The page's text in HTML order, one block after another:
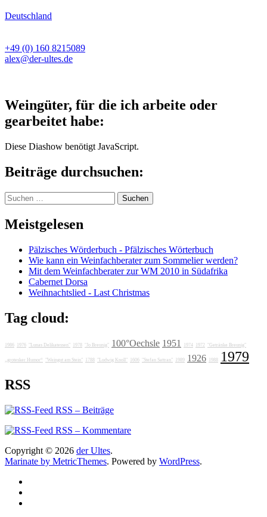
Deutschland
+49 (0) 160 8215089
alex@der-ultes.de
Weingüter, für die ich arbeite oder
gearbeitet habe:
Diese Diashow benötigt JavaScript.
Beiträge durchsuchen:
Suchen
nach:
Meistgelesen
Pälzisches Wörderbuch - Pfälzisches Wörterbuch
Wie kann ein Weinfachberater zum Sommelier werden?
Mit dem Weinfachberater zur WM 2010 in Südafrika
Cabernet Dorsa
Weihnachtslied - Last Christmas
Tag cloud:
1986 1976 "Lunas Delikatessen" 1978 "Jo Breunig" 100°Oechsle 1951 1974 1972 "Getränke Breunig"
„grotesker Humor“ "Weingut am Stein" 1788 "Ludwig Knoll" 1606 "Stefan Sattran" 1989 1926 1988
1979
RSS
RSS – Beiträge
RSS – Kommentare
Copyright © 2026 der Ultes.
Marinate by MetricThemes. Powered by WordPress.